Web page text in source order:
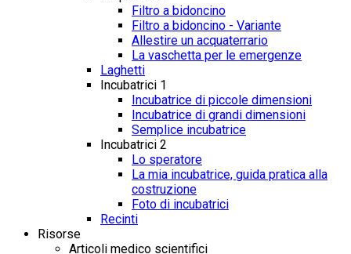
Filtro a bidoncino
Filtro a bidoncino - Variante
Allestire un acquaterrario
La vaschetta per le emergenze
Laghetti
Incubatrici 1
Incubatrice di piccole dimensioni
Incubatrice di grandi dimensioni
Semplice incubatrice
Incubatrici 2
Lo speratore
La mia incubatrice, guida pratica alla
costruzione
Foto di incubatrici
Recinti
Risorse
Articoli medico scientifici